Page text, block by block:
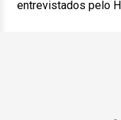
entrevistados pelo